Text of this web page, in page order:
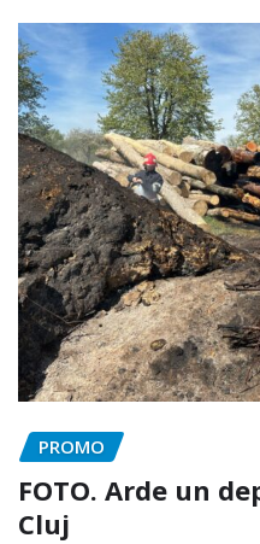
PROMO
FOTO. Arde un
Cluj